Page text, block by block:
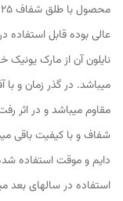
عالی بوده قابل
نایلون آن از مارک یونیک
میباشد. در گذر زمان و
مقاوم میباشد و در اثر
شفاف و با کیفیت باقی
دایم و موقت استفاده
استفاده در سالهای